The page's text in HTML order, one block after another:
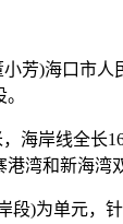
小芳)海口市
岸线全长
湾和新海湾
)为单元，针